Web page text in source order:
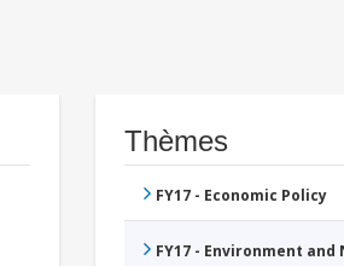
Thèmes
FY17 - Economic Policy
FY17 - Environment